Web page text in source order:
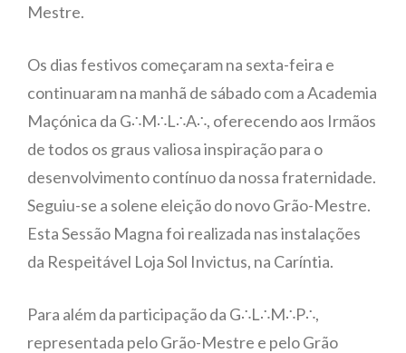
Mestre.
Os dias festivos começaram na sexta-feira e
continuaram na manhã de sábado com a Academia
Maçónica da G∴M∴L∴A∴, oferecendo aos Irmãos
de todos os graus valiosa inspiração para o
desenvolvimento contínuo da nossa fraternidade.
Seguiu-se a solene eleição do novo Grão-Mestre.
Esta Sessão Magna foi realizada nas instalações
da Respeitável Loja Sol Invictus, na Caríntia.
Para além da participação da G∴L∴M∴P∴,
representada pelo Grão-Mestre e pelo Grão